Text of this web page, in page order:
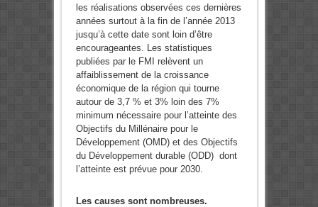
les réalisations observées ces dernières
années surtout à la fin de l’année 2013
jusqu’à cette date sont loin d’être
encourageantes. Les statistiques
publiées par le FMI relèvent un
affaiblissement de la croissance
économique de la région qui tourne
autour de 3,7 % et 3% loin des 7%
minimum nécessaire pour l’atteinte des
Objectifs du Millénaire pour le
Développement (OMD) et des Objectifs
du Développement durable (ODD) dont
l’atteinte est prévue pour 2030.
Les causes sont nombreuses.